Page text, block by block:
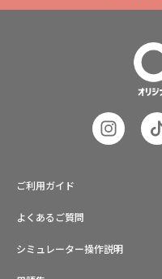
ご利用ガイド
よくあるご質問
シミュレーター操作説明